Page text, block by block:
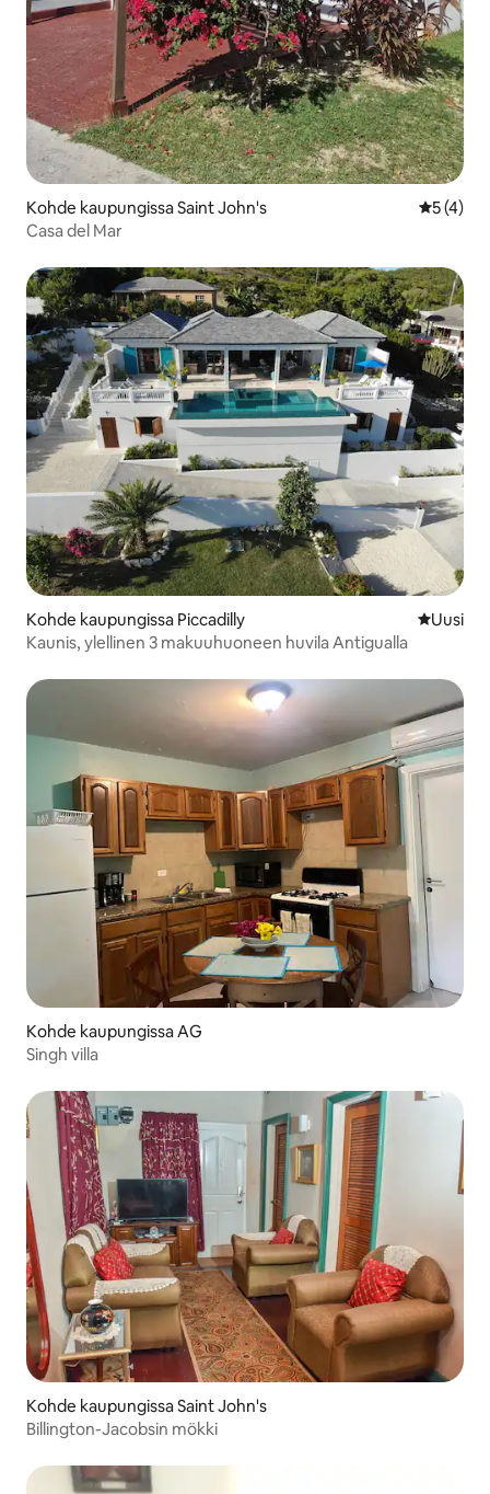
Kohde kaupungissa Saint John's
5 (4)
Casa del Mar
Kohde kaupungissa Piccadilly Uusi
Uusi
Kaunis, ylellinen 3 makuuhuoneen huvila Antigualla
Kohde kaupungissa AG
Singh villa
Kohde kaupungissa Saint John's
Billington-Jacobsin mökki